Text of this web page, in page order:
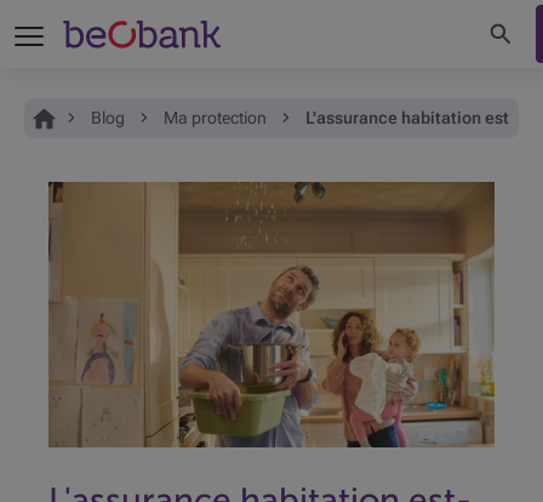
Vous êtes ici:
Accueil Blog Ma protection L'assurance habitation est-